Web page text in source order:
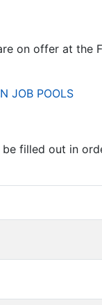
on offer at the
JOB POOLS
filled out in